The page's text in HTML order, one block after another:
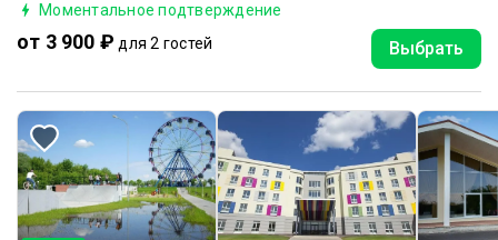
Моментальное подтверждение
от 3 900 ₽ для 2 гостей Выбрать